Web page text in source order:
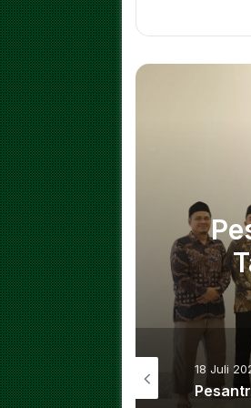
Pondok Pesantren Al-Furqon Muhammadiyah Cibiuk Catatkan Peningkatan Kelulusan PTN Hingga 90 Persen Melalui Program Beasiswa Santri BAZNAS
23 Juli 2026 18 Juli